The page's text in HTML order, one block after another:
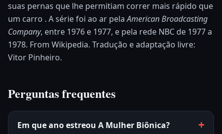
suas pernas que lhe permitiam correr mais rápido que
um carro . A série foi ao ar pelaAmerican Broadcasting
Company, entre 1976 e 1977, e pela rede NBC de 1977 a
1978. From Wikipedia. Tradução e adaptação livre:
Vitor Pinheiro.
Perguntas frequentes
Em que ano estreou A Mulher Biônica?